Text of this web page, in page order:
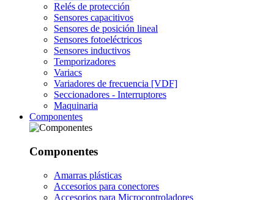
Relés de protección
Sensores capacitivos
Sensores de posición lineal
Sensores fotoeléctricos
Sensores inductivos
Temporizadores
Variacs
Variadores de frecuencia [VDF]
Seccionadores - Interruptores
Maquinaria
Componentes
Componentes
Amarras plásticas
Accesorios para conectores
Accesorios para Microcontroladores